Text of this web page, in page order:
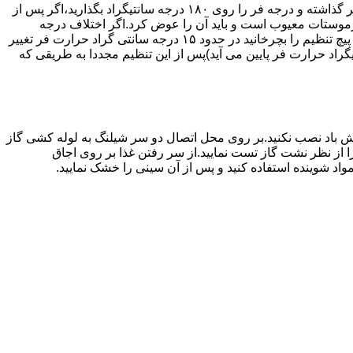
اگر حرارت فر خیلی زیاد یا خیلی کم باشد ترموستات آن احتیاج به تنظیم دارد برای این کار به طریق زیر عمل کنید.یک دما سنج جیوه ای در فر گذاشته و درجه فر را روی ۱۸۰ درجه سانتیگراد بگذارید،اگر پس از
کرده اید بیش از ۴۰ درجه سانتیگراد باشد دلیل آنست که ترموستات معیوب است و باید آن را عوض کرد.اگر اختلاف درجه
دماسنج با آنچه که فر را تنظیم کرده اید کم باشد دکمه کنترل را بسته و پیچ تنظیم کننده را به طرف زیاد یا کم بچرخانید.هر یک چهارم دور که پیچ تنظیم را بچرخانید در حدود ۱۵ درجه سانتی گراد حرارت فر تغییر
زیاد بچرخانید ۱۵ درجه سانتی گراد حرارت فر بالا می رود و اگر در جهت کم چرخانیده شود ۱۵ درجه سانتیگراد حرارت فر پایین می آید)پس از این تنظیم مجددا به طریقی که
نصب نکنید.بر روی محل اتصال دو سر شیلنگ به لوله کشی گاز
اتصال دو سر شیلنگ را از نظر نشت گاز تست نمایید.از سر رفتن غذا بر روی اجاق
شوینده استفاده کنید و پس از آن سینی را خشک نمایید.